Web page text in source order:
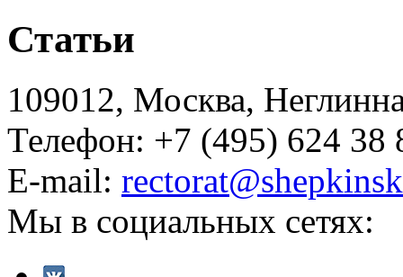
Статьи
109012, Москва,
Телефон: +7 (495) 624 38
E-mail:
Мы в социальных сетях: